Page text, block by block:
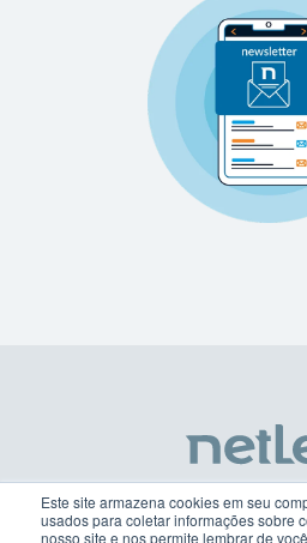
Este site armazena cookies em seu
usados para coletar informações sobre
nosso site e nos permite lembrar de